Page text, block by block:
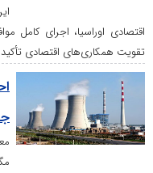
ایران برای
اجرای کامل موافقت‌نامه تجارت
اقتصادی تأکید کرد.
جدید در
مگاوات ظرفیت